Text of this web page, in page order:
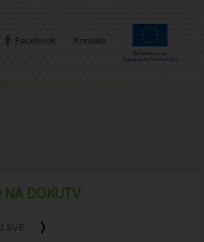
Facebook Kontakt
NA DOKUTV
SVE...